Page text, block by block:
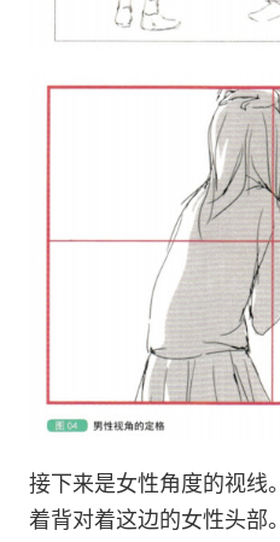
接下来是女性角度的视线
着背对着这边的女性头部